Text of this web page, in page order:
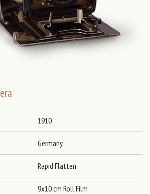
1910
Germany
Rapıd Flatten
9x10 cm Roll Film